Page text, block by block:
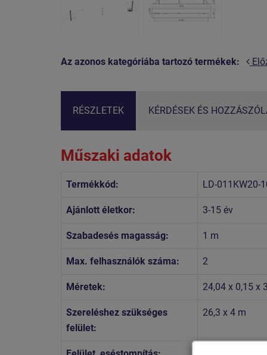
Az azonos kategóriába tartozó termékek:
RÉSZLETEK KÉRDÉSEK ÉS
Műszaki adatok
Termékkód: LD-011KW20-
Ajánlott életkor: 3-15 év
Szabadesés magasság: 1 m
Max. felhasználók száma: 2
Méretek: 24,04 x 0,15 x
Szereléshez szükséges
felület:
26,3 x 4 m